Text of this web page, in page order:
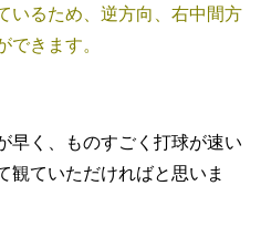
いるため、逆方向、右中間方
できます。
早く、ものすごく打球が速い
観ていただければと思いま